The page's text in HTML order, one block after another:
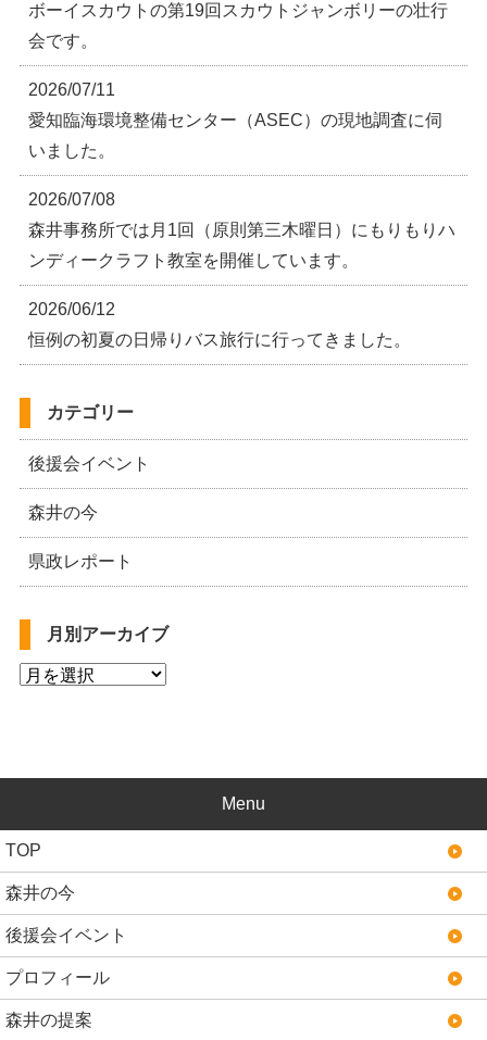
ボーイスカウトの第19回スカウトジャンボリーの壮行
会です。
2026/07/11
愛知臨海環境整備センター（ASEC）の現地調査に伺
いました。
2026/07/08
森井事務所では月1回（原則第三木曜日）にもりもりハ
ンディークラフト教室を開催しています。
2026/06/12
恒例の初夏の日帰りバス旅行に行ってきました。
カテゴリー
後援会イベント
森井の今
県政レポート
月別アーカイブ
Menu
TOP
森井の今
後援会イベント
プロフィール
森井の提案